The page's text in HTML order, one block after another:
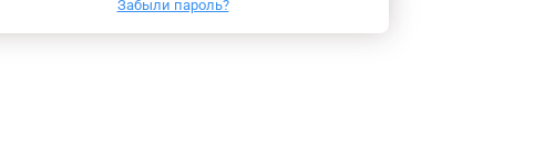
Забыли пароль?